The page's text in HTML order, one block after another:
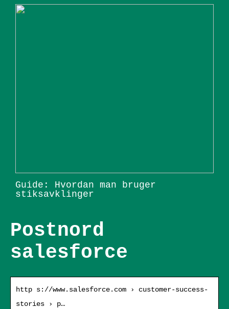
Guide: Hvordan man bruger
stiksavklinger
Postnord
salesforce
http s://www.salesforce.com › customer-success-
stories › p…